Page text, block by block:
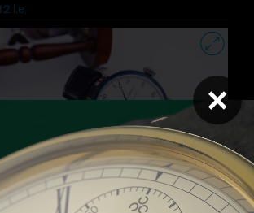
×
l.e.